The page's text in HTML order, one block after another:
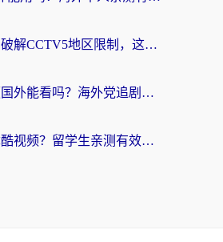
海外党必看：破解CCTV5地区限制，这样看欧洲杯奥运直播才够爽！
优酷缓存视频国外能看吗？海外党追剧看片的终极解决方案来了
海外怎么看优酷视频？留学生亲测有效的回国加速器选择指南